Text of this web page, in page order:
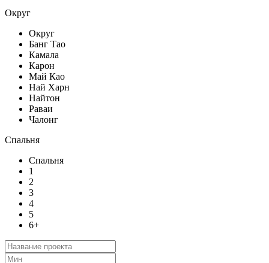
Округ
Округ
Банг Тао
Камала
Карон
Май Као
Най Харн
Найтон
Раваи
Чалонг
Спальня
Спальня
1
2
3
4
5
6+